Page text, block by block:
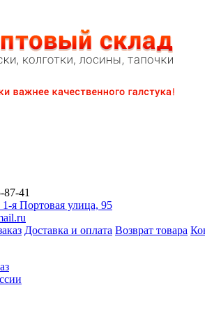
87-41
я Портовая улица, 95
Доставка и оплата Возврат товара